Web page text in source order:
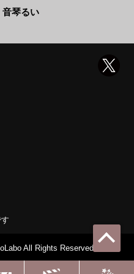
音琴るい
All Rights Reserved.